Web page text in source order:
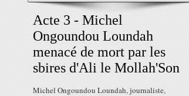
Acte 3 - Michel
Ongoundou Loundah
menacé de mort par les
sbires d'Ali le Mollah'Son
Michel Ongoundou Loundah, journaliste,